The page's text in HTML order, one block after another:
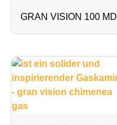
GRAN VISION 100 MD